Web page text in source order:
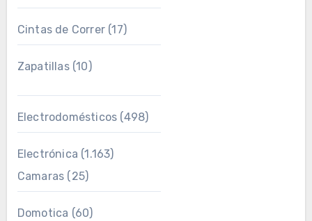
Cintas de Correr(17)
Zapatillas(10)
Electrodomésticos (498)
Electrónica (1.163)
Camaras (25)
Domotica (60)